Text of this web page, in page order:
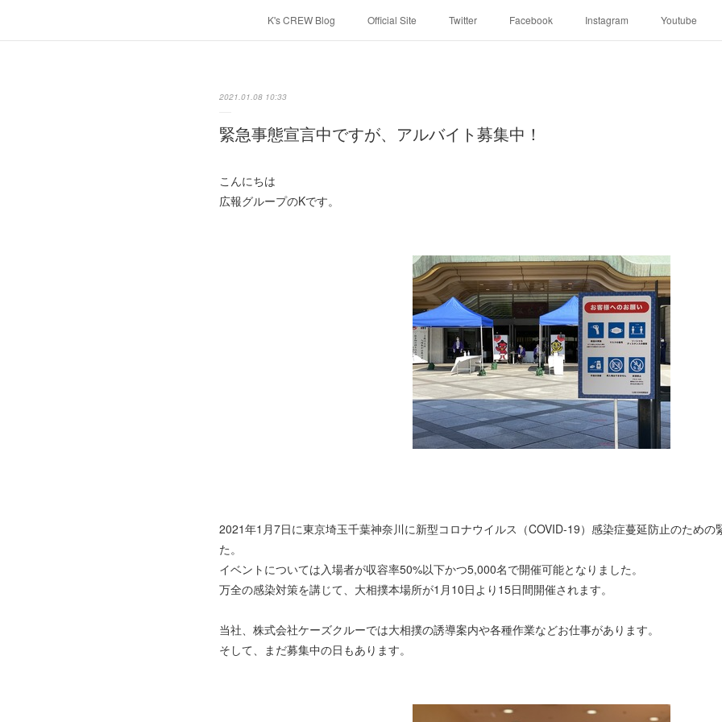
K's CREW Blog Official Site Twitter Facebook Instagram Youtube
2021.01.08 10:33
緊急事態宣言中ですが、アルバイト募集中！
こんにちは
広報グループのKです。
2021年1月7日に東京埼玉千葉神奈川に新型コロナウイルス（COVID-19）感染症蔓延防止のための
た。
イベントについては入場者が収容率50%以下かつ5,000名で開催可能となりました。
万全の感染対策を講じて、大相撲本場所が1月10日より15日間開催されます。
当社、株式会社ケーズクルーでは大相撲の誘導案内や各種作業などお仕事があります。
そして、まだ募集中の日もあります。